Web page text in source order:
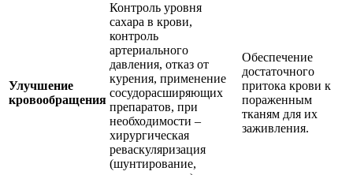
Улучшение
кровообращения
Контроль уровня
сахара в крови,
контроль
артериального
давления, отказ от
курения, применение
сосудорасширяющих
препаратов, при
необходимости –
хирургическая
реваскуляризация
(шунтирование,
Обеспечение
достаточного
притока крови к
пораженным
тканям для их
заживления.